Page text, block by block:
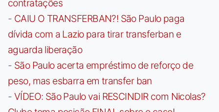
contratações
- CAIU O TRANSFERBAN?! São Paulo paga
dívida com a Lazio para tirar transferban e
aguarda liberação
- São Paulo acerta empréstimo de reforço de
peso, mas esbarra em transfer ban
- VÍDEO: São Paulo vai RESCINDIR com Nicolas?